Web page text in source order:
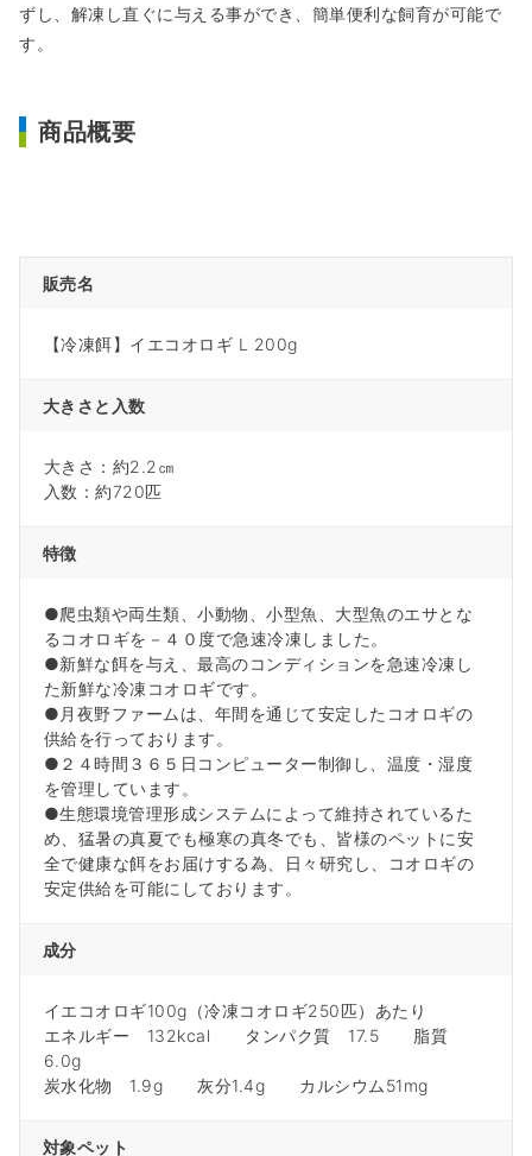
ずし、解凍し直ぐに与える事ができ、簡単便利な飼育が可能で
す。
商品概要
販売名
【冷凍餌】イエコオロギ L 200g
大きさと入数
大きさ：約2.2㎝
入数：約720匹
特徴
●爬虫類や両生類、小動物、小型魚、大型魚のエサとな
るコオロギを－４０度で急速冷凍しました。
●新鮮な餌を与え、最高のコンディションを急速冷凍し
た新鮮な冷凍コオロギです。
●月夜野ファームは、年間を通じて安定したコオロギの
供給を行っております。
●２４時間３６５日コンピューター制御し、温度・湿度
を管理しています。
●生態環境管理形成システムによって維持されているた
め、猛暑の真夏でも極寒の真冬でも、皆様のペットに安
全で健康な餌をお届けする為、日々研究し、コオロギの
安定供給を可能にしております。
成分
イエコオロギ100g（冷凍コオロギ250匹）あたり
エネルギー 132kcal タンパク質 17.5 脂質
6.0g
炭水化物 1.9g 灰分1.4g カルシウム51mg
対象ペット